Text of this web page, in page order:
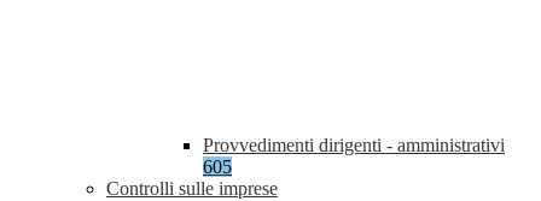
Provvedimenti dirigenti - amministrativi
605
Controlli sulle imprese